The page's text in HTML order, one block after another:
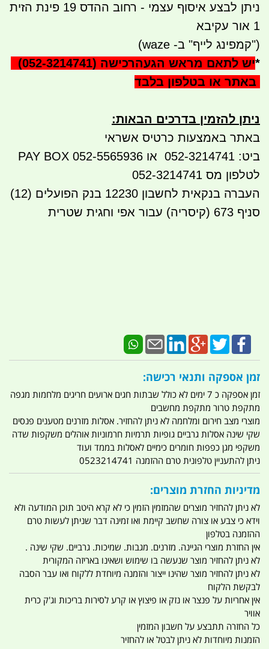
ניתן לבצע איסוף עצמי - רחוב ההדס 19 פינת הזית
1 אור עקיבא
("קמפינג לייף" ב- waze)
*יש לתאם מראש הגעה
(052-3214741) רכישה
ניתן להזמין בדרכים הבאות:
באתר באמצעות כרטיס אשראי
ביט: 052-3214741 או 052-5565936 PAY BOX
לטלפון מס 052-3214741
העברה בנקאית לחשבון 12230 בנק הפועלים (12)
סניף 673 (קיסריה) עבור אפי וחגית שטרית
זמן אספקה ותנאי רכישה:
זמן אספקה כ 7 ימים לא כולל שבתות חגים ארועים חריגים מלחמות מגפה
מתקפת טרור מתקפת מחשבים
מוצרי מצב חירום ומלחמה לא ניתן להחזיר. אסלות מזרנים מטענים פנסים
שקי שינה אסלות גרביים גופיות תרמיות חרמוניות אוהלים משקפות שדה
משקפי מגן כפפות חומרים כימיים לאסלות בממד ועוד
ניתן להתעניין טלפונית טרם ההזמנה 0523214741
מדיניות החזרת מוצרים:
לא ניתן להחזיר מוצרים שהמזמין הזמין כי לא קרא היטב תוכן המודעה ולא
וידא כי צבע או צורה שחשב קיימת ואו זמינה דבר שניתן לעשות טרם
ההזמנה בטלפון
אין החזרת מוצרי הגיינה. מזרנים. מגבות. שמיכות. גרביים. שקי שינה .
לא ניתן להחזיר מוצר שנעשה בו שימוש ושאינו באריזה המקורית
לא ניתן להחזיר מוצר שהינו ייצור והזמנה מיוחדת ללקוח ואו עבר הסבה
לבקשת הלקוח
אין אחריות על פנצר או נזק או פיצוץ או קרע לסירות בריכות וג'ק כרית
אוויר
כל החזרה תתבצע על חשבון המזמין
הזמנות מיוחדות לא ניתן לבטל או להחזיר